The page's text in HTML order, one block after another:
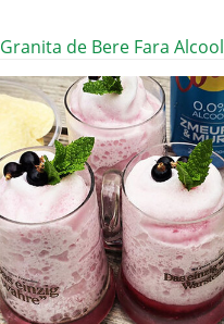
Granita de Bere Fara Alcool